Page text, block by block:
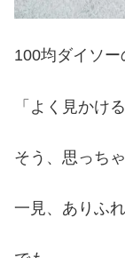
100均ダイソー
「よく見かけ
そう、思っち
一見、ありふ